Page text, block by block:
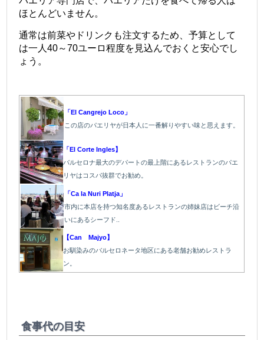
ほとんどいません。
通常は前菜やドリンクも注文するため、予算として
は一人40～70ユーロ程度を見込んでおくと安心でし
ょう。
「El Cangrejo Loco」
この店のパエリヤが日本人に一番解りやすい味と思えます。
「El Corte Ingles】
バルセロナ最大のデパートの最上階にあるレストランのパエ
リヤはコスパ抜群でお勧め。
「Ca la Nuri Platja」
市内に本店を持つ知名度あるレストランの姉妹店はビーチ沿
いにあるシーフド..
【Can Majyo】
お馴染みのバルセロネータ地区にある老舗お勧めレストラ
ン。
食事代の目安